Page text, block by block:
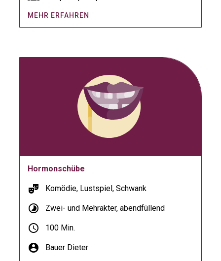
MEHR ERFAHREN
Hormonschübe
theater_comedy Komödie, Lustspiel, Schwank
timelapse Zwei- und Mehrakter, abendfüllend
schedule 100 Min.
account_circle Bauer Dieter